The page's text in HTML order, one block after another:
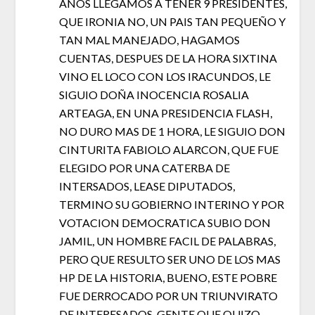
AÑOS LLEGAMOS A TENER 9 PRESIDENTES,
QUE IRONIA NO, UN PAIS TAN PEQUEÑO Y
TAN MAL MANEJADO, HAGAMOS
CUENTAS, DESPUES DE LA HORA SIXTINA
VINO EL LOCO CON LOS IRACUNDOS, LE
SIGUIO DOÑA INOCENCIA ROSALIA
ARTEAGA, EN UNA PRESIDENCIA FLASH,
NO DURO MAS DE 1 HORA, LE SIGUIO DON
CINTURITA FABIOLO ALARCON, QUE FUE
ELEGIDO POR UNA CATERBA DE
INTERSADOS, LEASE DIPUTADOS,
TERMINO SU GOBIERNO INTERINO Y POR
VOTACION DEMOCRATICA SUBIO DON
JAMIL, UN HOMBRE FACIL DE PALABRAS,
PERO QUE RESULTO SER UNO DE LOS MAS
HP DE LA HISTORIA, BUENO, ESTE POBRE
FUE DERROCADO POR UN TRIUNVIRATO